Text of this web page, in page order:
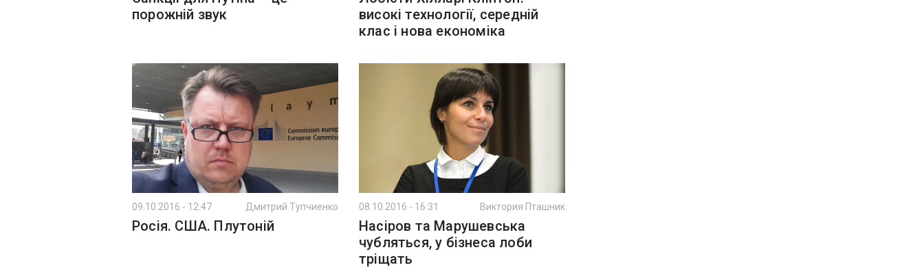
порожній звук
високі технології, середній
клас і нова економіка
09.10.2016 - 12:47 Дмитрий Тупчиенко
Росія. США. Плутоній
08.10.2016 - 16:31 Виктория Пташник
Насіров та Марушевська
чубляться, у бізнеса лоби
тріщать